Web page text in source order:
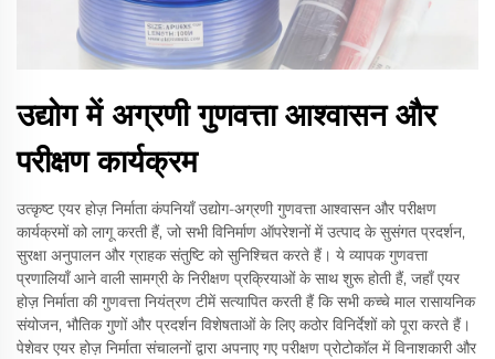
उद्योग में अग्रणी गुणवत्ता आश्वासन और
परीक्षण कार्यक्रम
उत्कृष्ट एयर होज़ निर्माता कंपनियाँ उद्योग-अग्रणी गुणवत्ता आश्वासन और परीक्षण
कार्यक्रमों को लागू करती हैं, जो सभी विनिर्माण ऑपरेशनों में उत्पाद के सुसंगत प्रदर्शन,
सुरक्षा अनुपालन और ग्राहक संतुष्टि को सुनिश्चित करते हैं। ये व्यापक गुणवत्ता
प्रणालियाँ आने वाली सामग्री के निरीक्षण प्रक्रियाओं के साथ शुरू होती हैं, जहाँ एयर
होज़ निर्माता की गुणवत्ता नियंत्रण टीमें सत्यापित करती हैं कि सभी कच्चे माल रासायनिक
संयोजन, भौतिक गुणों और प्रदर्शन विशेषताओं के लिए कठोर विनिर्देशों को पूरा करते हैं।
पेशेवर एयर होज़ निर्माता संचालनों द्वारा अपनाए गए परीक्षण प्रोटोकॉल में विनाशकारी और